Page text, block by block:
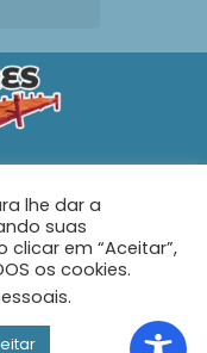
– AP 401 –
– SC
os direitos
lhe dar a
suas
clicar em “Aceitar”,
os cookies.
.